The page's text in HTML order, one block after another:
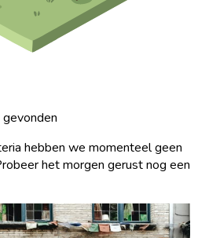
hebben we momenteel geen
het morgen gerust nog een